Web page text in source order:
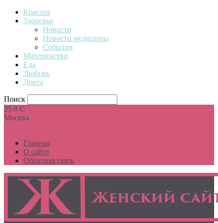
Красота
Здоровье
Новости
Новости медицины
События
Материнство
Еда
Любовь
Диета
Поиск
25.8 C
Москва
Главная
О сайте
Обратная связь